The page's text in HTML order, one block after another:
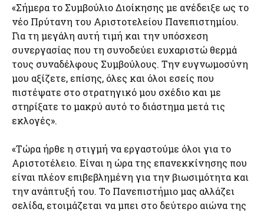
«Σήμερα το Συμβούλιο Διοίκησης με ανέδειξε ως το
νέο Πρύτανη του Αριστοτελείου Πανεπιστημίου.
Για τη μεγάλη αυτή τιμή και την υπόσχεση
συνεργασίας που τη συνοδεύει ευχαριστώ θερμά
τους συναδέλφους Συμβούλους. Την ευγνωμοσύνη
μου αξίζετε, επίσης, όλες και όλοι εσείς που
πιστέψατε στο στρατηγικό μου σχέδιο και με
στηρίξατε το μακρύ αυτό το διάστημα μετά τις
εκλογές».
«Τώρα ήρθε η στιγμή να εργαστούμε όλοι για το
Αριστοτέλειο. Είναι η ώρα της επανεκκίνησης που
είναι πλέον επιβεβλημένη για την βιωσιμότητα και
την ανάπτυξή του. Το Πανεπιστήμιο μας αλλάζει
σελίδα, ετοιμάζεται να μπει στο δεύτερο αιώνα της